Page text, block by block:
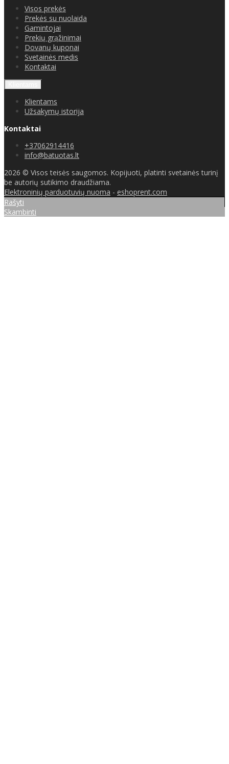
Visos prekės
Prekės su nuolaida
Gamintojai
Prekių grąžinimai
Dovanų kuponai
Svetainės medis
Kontaktai
Klientams
Užsakymų istorija
Kontaktai
+37062914416
info@batuotas.lt
2026 © Visos teisės saugomos. Kopijuoti, platinti svetainės turinį
be autorių sutikimo draudžiama.
Elektroninių parduotuvių nuoma - eshoprent.com
Rašyti
Skambinti